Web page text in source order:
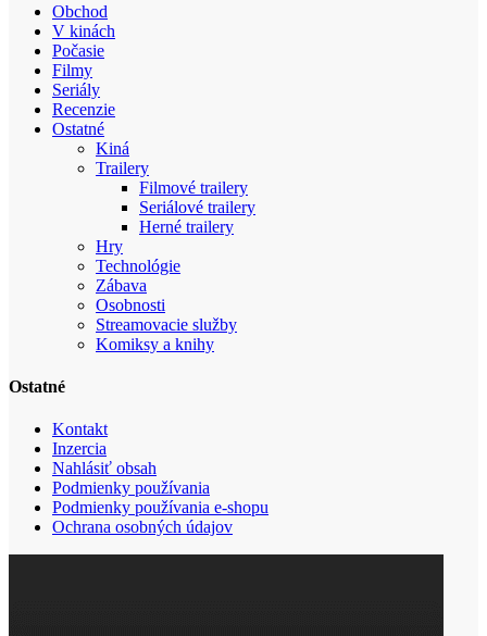
Obchod
V kinách
Počasie
Filmy
Seriály
Recenzie
Ostatné
Kiná
Trailery
Filmové trailery
Seriálové trailery
Herné trailery
Hry
Technológie
Zábava
Osobnosti
Streamovacie služby
Komiksy a knihy
Ostatné
Kontakt
Inzercia
Nahlásiť obsah
Podmienky používania
Podmienky používania e-shopu
Ochrana osobných údajov